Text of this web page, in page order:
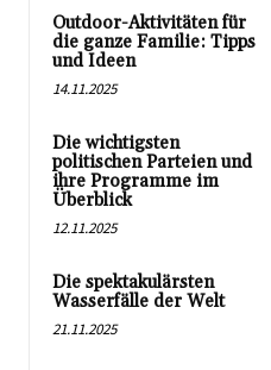
Outdoor-Aktivitäten für
die ganze Familie: Tipps
und Ideen
14.11.2025
Die wichtigsten
politischen Parteien und
ihre Programme im
Überblick
12.11.2025
Die spektakulärsten
Wasserfälle der Welt
21.11.2025